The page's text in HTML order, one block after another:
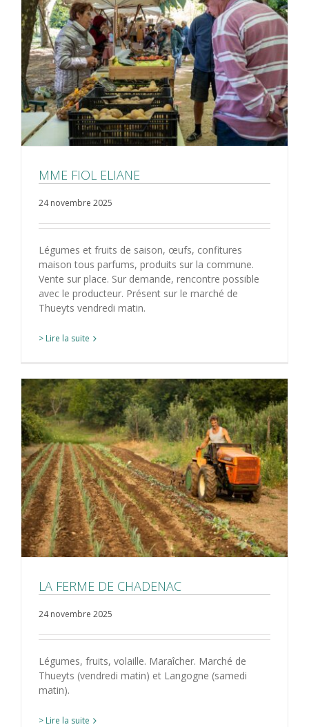
MME FIOL ELIANE
24 novembre 2025
Légumes et fruits de saison, œufs, confitures
maison tous parfums, produits sur la commune.
Vente sur place. Sur demande, rencontre possible
avec le producteur. Présent sur le marché de
Thueyts vendredi matin.
> Lire la suite
LA FERME DE CHADENAC
24 novembre 2025
Légumes, fruits, volaille. Maraîcher. Marché de
Thueyts (vendredi matin) et Langogne (samedi
matin).
> Lire la suite